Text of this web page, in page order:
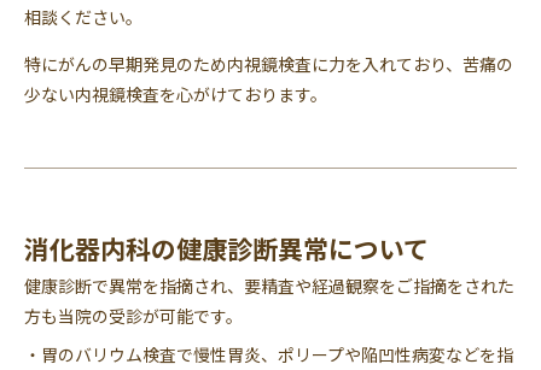
相談ください。
特にがんの早期発見のため内視鏡検査に力を入れており、苦痛の
少ない内視鏡検査を心がけております。
消化器内科の健康診断異常について
健康診断で異常を指摘され、要精査や経過観察をご指摘をされた
方も当院の受診が可能です。
・胃のバリウム検査で慢性胃炎、ポリープや陥凹性病変などを指